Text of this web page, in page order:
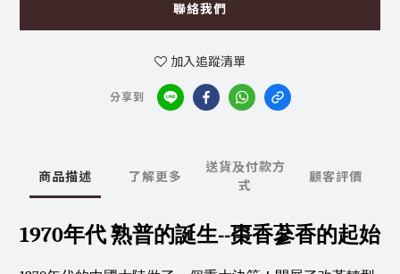
聯絡我們
加入追蹤清單
分享到
商品描述 了解更多
送貨及付款方
式
顧客評價
1970年代 熟普的誕生--棗香蔘香的起始